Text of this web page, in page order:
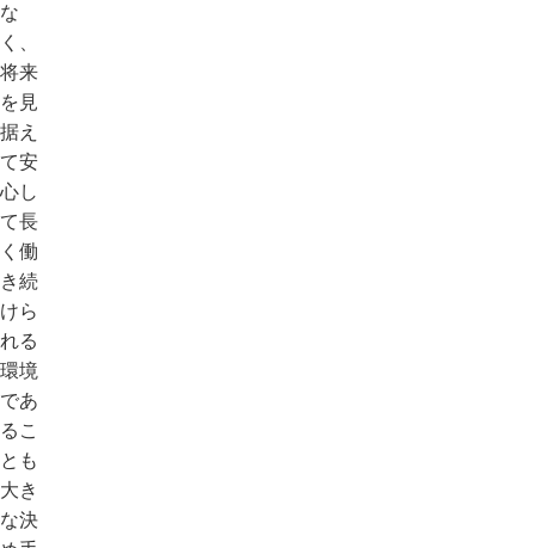
な
く、
将来
を見
据え
て安
心し
て長
く働
き続
けら
れる
環境
であ
るこ
とも
大き
な決